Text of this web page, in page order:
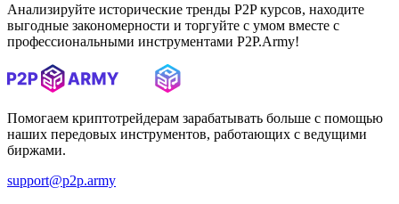
Анализируйте исторические тренды P2P курсов, находите
выгодные закономерности и торгуйте с умом вместе с
профессиональными инструментами P2P.Army!
Помогаем криптотрейдерам зарабатывать больше с помощью
наших передовых инструментов, работающих с ведущими
биржами.
support@p2p.army